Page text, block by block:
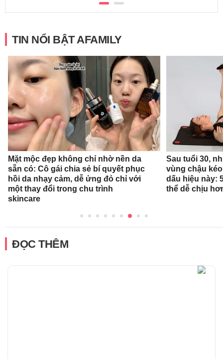
TIN NỔI BẬT AFAMILY
Mặt mộc đẹp không chỉ nhờ nền da
sẵn có: Cô gái chia sẻ bí quyết phục
hồi da nhạy cảm, dễ ửng đỏ chỉ với
một thay đổi trong chu trình
skincare
Sau tuổi 30,
vùng chậu
dấu hiệu này:
thể dễ chịu
ĐỌC THÊM